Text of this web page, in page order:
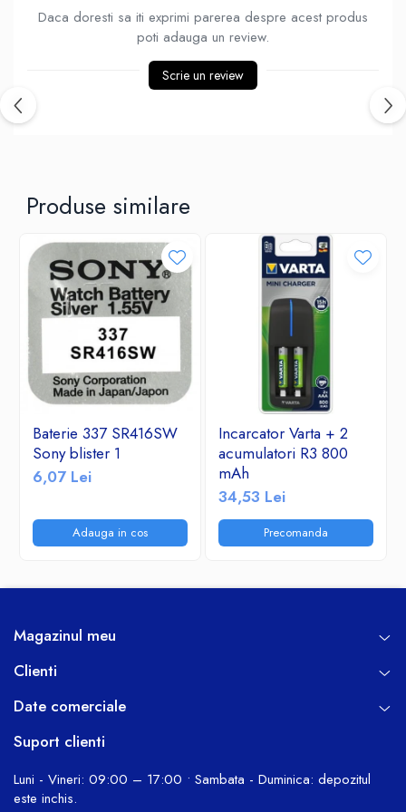
Ventilatoare
Daca doresti sa iti exprimi parerea despre acest produs
poti adauga un review.
Scrie un review
Produse similare
Baterie 337 SR416SW
Sony blister 1
6,07 Lei
Adauga in cos
Incarcator Varta + 2
acumulatori R3 800
mAh
34,53 Lei
Precomanda
Magazinul meu
Clienti
Date comerciale
Suport clienti
Luni - Vineri: 09:00 – 17:00 • Sambata - Duminica: depozitul
este inchis.